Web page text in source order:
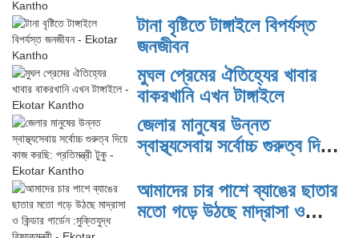
টানা বৃষ্টিতে টাঙ্গাইলে বিপর্যস্ত
জনজীবন
মুঘল প্রেমের ঐতিহ্যের খাবার
বাকরখানি এখন টাঙ্গাইলে
জেলার মানুষের উন্নত
স্বাস্থ্যসেবায় সর্বোচ্চ গুরুত্ব দিয়ে
আমাদের চার পাশে ব্যাঙের ছাতার
মতো গড়ে উঠছে মাদ্রাসা ও